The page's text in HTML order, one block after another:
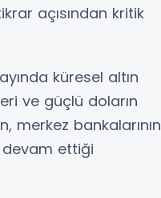
açısından kritik
küresel altın
ve güçlü doların
merkez bankalarının
devam ettiği